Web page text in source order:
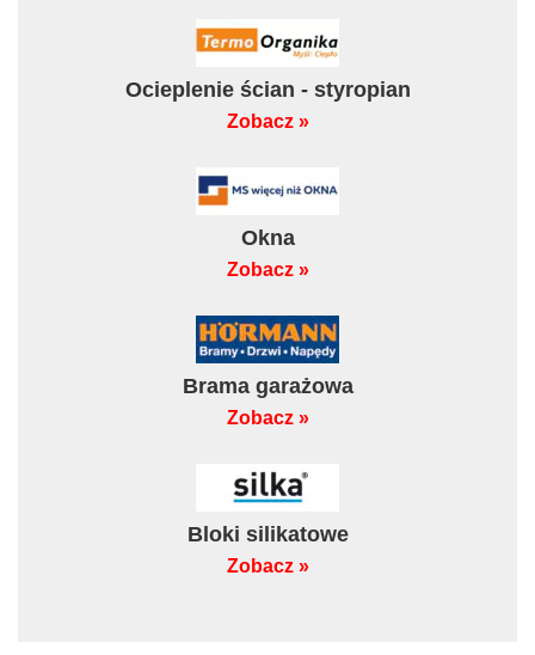
Ocieplenie ścian - styropian
Zobacz »
Okna
Zobacz »
Brama garażowa
Zobacz »
Bloki silikatowe
Zobacz »